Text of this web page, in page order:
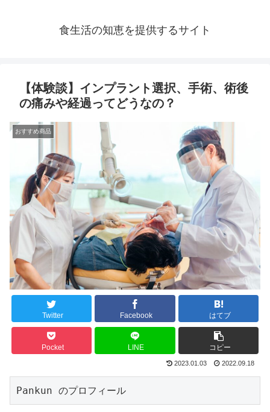
食生活の知恵を提供するサイト
【体験談】インプラント選択、手術、術後
の痛みや経過ってどうなの？
おすすめ商品
Twitter Facebook はてブ
Pocket LINE コピー
2023.01.03 2022.09.18
Pankun のプロフィール